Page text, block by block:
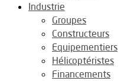
Industrie
Groupes
Constructeurs
Equipementiers
Hélicoptéristes
Financements